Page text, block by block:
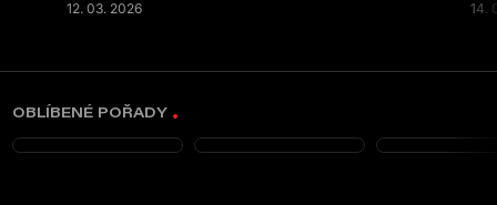
12. 03. 2026 14.
OBLÍBENÉ POŘADY